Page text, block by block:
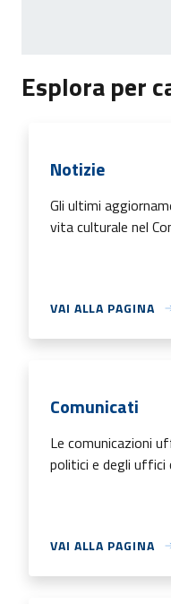
Esplora per
Notizie
Gli ultimi
vita culturale nel
VAI ALLA PAGINA
Comunicati
Le comunicazioni
politici e degli uffici
VAI ALLA PAGINA